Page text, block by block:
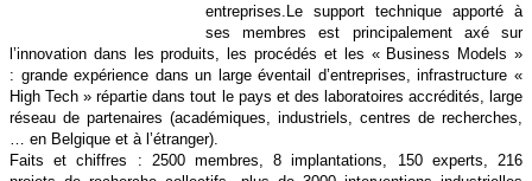
entreprises.Le support technique apporté à
ses membres est principalement axé sur
l’innovation dans les produits, les procédés et les « Business Models »
: grande expérience dans un large éventail d’entreprises,infrastructure «
High Tech » répartie dans tout le pays et des laboratoires accrédités, large
réseau de partenaires (académiques, industriels, centres de recherches,
… en Belgique et à l’étranger).
Faits et chiffres : 2500 membres, 8 implantations, 150 experts, 216